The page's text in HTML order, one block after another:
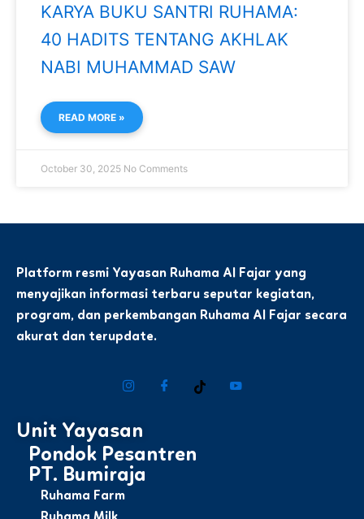
KARYA BUKU SANTRI RUHAMA:
40 HADITS TENTANG AKHLAK
NABI MUHAMMAD SAW
READ MORE »
October 30, 2025 No Comments
Platform resmi Yayasan Ruhama Al Fajar yang
menyajikan informasi terbaru seputar kegiatan,
program, dan perkembangan Ruhama Al Fajar secara
akurat dan terupdate.
Unit Yayasan
Pondok Pesantren
PT. Bumiraja
Ruhama Farm